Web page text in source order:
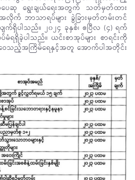
ာပေဆု ရွေးချယ်ရေးအတွက် သတ်မှတ်ထား
လိုက် ဘာသာရပ်များ ခွဲခြားမှတ်တမ်းတင်
ရှိပါသည်။ ၂၀၂၄ ခုနှစ်၊ ဧပြီလ (၄) ရက်
ရရှိခဲ့ပါသည်။ ယင်းစာအုပ်များ စာရင်းကို
ည့်အကြိမ်ရေနှင့်အတူ အောက်ပါအတိုင်း